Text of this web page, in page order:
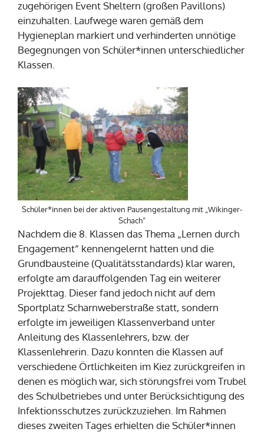
zugehörigen Event Sheltern (großen Pavillons)
einzuhalten. Laufwege waren gemäß dem
Hygieneplan markiert und verhinderten unnötige
Begegnungen von Schüler*innen unterschiedlicher
Klassen.
Schüler*innen bei der aktiven Pausengestaltung mit „Wikinger-
Schach“
Nachdem die 8. Klassen das Thema „Lernen durch
Engagement“ kennengelernt hatten und die
Grundbausteine (Qualitätsstandards) klar waren,
erfolgte am darauffolgenden Tag ein weiterer
Projekttag. Dieser fand jedoch nicht auf dem
Sportplatz Scharnweberstraße statt, sondern
erfolgte im jeweiligen Klassenverband unter
Anleitung des Klassenlehrers, bzw. der
Klassenlehrerin. Dazu konnten die Klassen auf
verschiedene Örtlichkeiten im Kiez zurückgreifen in
denen es möglich war, sich störungsfrei vom Trubel
des Schulbetriebes und unter Berücksichtigung des
Infektionsschutzes zurückzuziehen. Im Rahmen
dieses zweiten Tages erhielten die Schüler*innen